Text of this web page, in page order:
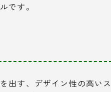
です。
出す、デザイン性の高いス